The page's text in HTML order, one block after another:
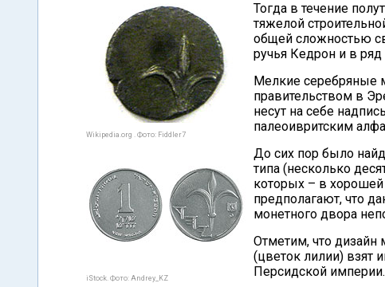
Wikipedia.org . Фото: Fiddler7
iStock. Фото: Andrey_KZ
Тогда в течение
тяжелой
общей сложностью
ручья Кедрон и в ряд
Мелкие
правительством в
несут на себе надпись יהד, יהוד или יהדה (Йагад, Йагуд или Йагада)
палеоивритским
До сих пор было
типа (несколько
которых – в хорошей
предполагают, что
монетного двора
Отметим, что
(цветок лилии) взят
Персидской империи.